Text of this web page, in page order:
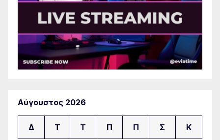
Αύγουστος 2026
Δ Τ Τ Π Π Σ Κ